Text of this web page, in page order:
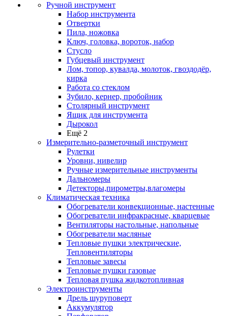
Ручной инструмент
Набор инструмента
Отвертки
Пила, ножовка
Ключ, головка, вороток, набор
Стусло
Губцевый инструмент
Лом, топор, кувалда, молоток, гвоздодёр,
кирка
Работа со стеклом
Зубило, кернер, пробойник
Столярный инструмент
Ящик для инструмента
Дырокол
Ещё 2
Измерительно-разметочный инструмент
Рулетки
Уровни, нивелир
Ручные измерительные инструменты
Дальномеры
Детекторы,пирометры,влагомеры
Климатическая техника
Обогреватели конвекционные, настенные
Обогреватели инфракрасные, кварцевые
Вентиляторы настольные, напольные
Обогреватели масляные
Тепловые пушки электрические,
Тепловентиляторы
Тепловые завесы
Тепловые пушки газовые
Тепловая пушка жидкотопливная
Электроинструменты
Дрель шуруповерт
Аккумулятор